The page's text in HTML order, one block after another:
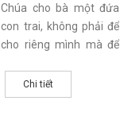
Chúa cho bà một đứa
con trai, không phải để
cho riêng mình mà để
Giê-hô-va trọn đời".
Chi tiết